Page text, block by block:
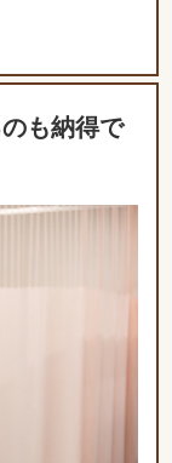
も納得で